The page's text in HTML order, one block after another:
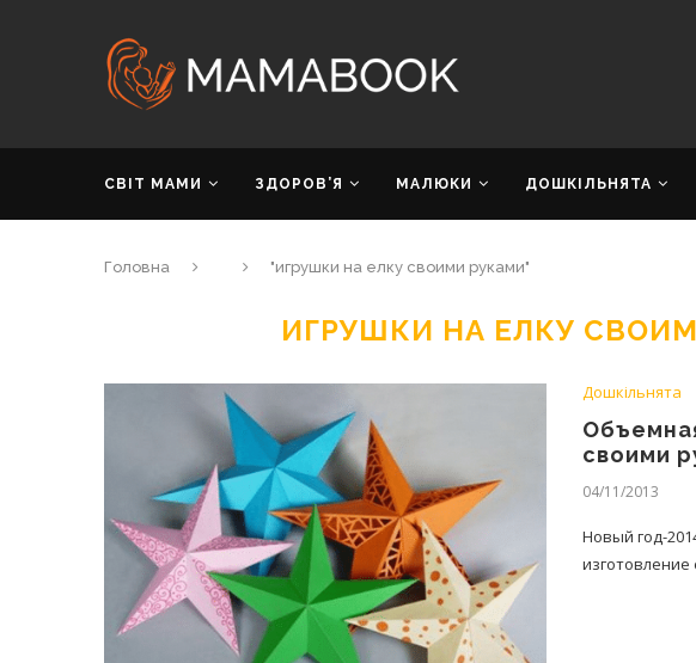
СВІТ МАМИ ЗДОРОВ’Я МАЛЮКИ ДОШКІЛЬНЯТА
Головна "игрушки на елку своими руками"
ИГРУШКИ НА ЕЛКУ
Дошкільнята
своими
04/11/2013
Новый год-